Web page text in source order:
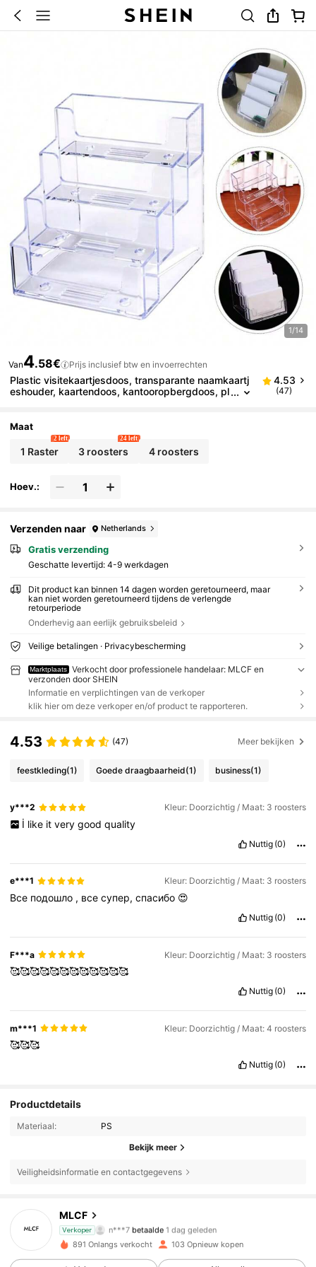
1/14
Van4.58€ Prijs inclusief btw en invoerrechten
Plastic visitekaartjesdoos, transparante naamkaartj
eshouder, kaartendoos, kantooropbergdoos, pl
4.53
(47)
Maat
1 Raster
2 left
3 roosters
24 left
4 roosters
Hoev.:
Verzenden naar Netherlands
Gratis verzending
Geschatte levertijd: 4-9 werkdagen
Dit product kan binnen 14 dagen worden geretourneerd, maar
kan niet worden geretourneerd tijdens de verlengde
retourperiode
Onderhevig aan eerlijk gebruiksbeleid
Veilige betalingen · Privacybescherming
Marktplaats
Verkocht door professionele handelaar: MLCF en
verzonden door SHEIN
Informatie en verplichtingen van de verkoper
klik hier om deze verkoper en/of product te rapporteren.
4.53 (47) Meer bekijken
feestkleding(1) Goede draagbaarheid(1) business(1)
y***2 Kleur: Doorzichtig / Maat: 3 roosters
İ like it very good quality
Nuttig (0)
e***1 Kleur: Doorzichtig / Maat: 3 roosters
Все подошло , всесупер,спасибо 😍
Nuttig (0)
F***a Kleur: Doorzichtig / Maat: 3 roosters
🥰🥰🥰🥰🥰🥰🥰🥰🥰🥰🥰🥰
Nuttig (0)
m***1 Kleur: Doorzichtig / Maat: 4 roosters
🥰🥰🥰
Nuttig (0)
Productdetails
Materiaal: PS
Bekijk meer
Veiligheidsinformatie en contactgegevens
MLCF
Verkoper
n***7 betaalde 1 dag geleden
891 Onlangs verkocht 103 Opnieuw kopen